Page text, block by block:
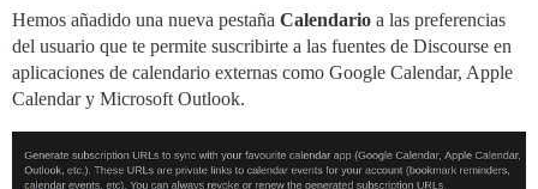
Hemos añadido una nueva pestaña Calendario a las preferencias
del usuario que te permite suscribirte a las fuentes de Discourse en
aplicaciones de calendario externas como Google Calendar, Apple
Calendar y Microsoft Outlook.